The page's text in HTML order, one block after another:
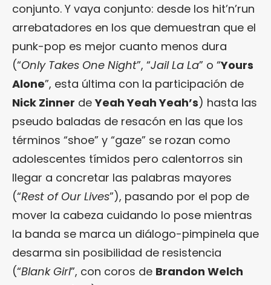
conjunto. Y vaya conjunto: desde los hit’n’run
arrebatadores en los que demuestran que el
punk-pop es mejor cuanto menos dura
(“Only Takes One Night”, “Jail La La” o “Yours
Alone”, esta última con la participación de
Nick Zinner deYeah Yeah Yeah’s) hasta las
pseudo baladas de resacón en las que los
términos “shoe” y “gaze” se rozan como
adolescentes tímidos pero calentorros sin
llegar a concretar las palabras mayores
(“Rest of Our Lives”), pasando por el pop de
mover la cabeza cuidando lo pose mientras
la banda se marca un diálogo-pimpinela que
desarma sin posibilidad de resistencia
(“Blank Girl”, con coros de Brandon Welch